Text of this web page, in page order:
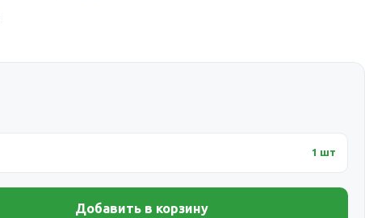
1 шт
Добавить в корзину